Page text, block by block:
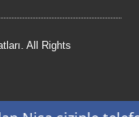
All Rights
- Powered byWordPress